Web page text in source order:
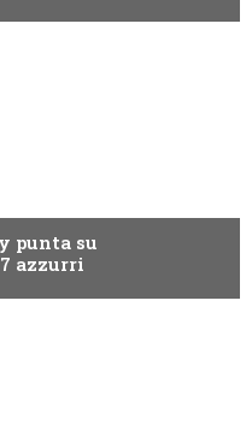
punta su
azzurri